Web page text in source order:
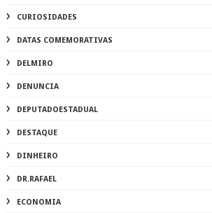
CURIOSIDADES
DATAS COMEMORATIVAS
DELMIRO
DENUNCIA
DEPUTADOESTADUAL
DESTAQUE
DINHEIRO
DR.RAFAEL
ECONOMIA